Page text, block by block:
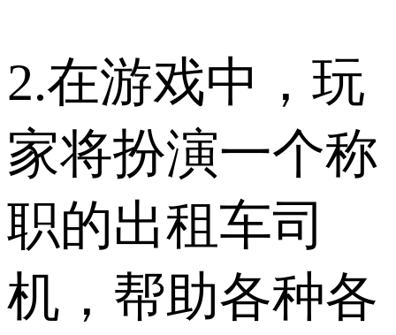
2.在游戏中，玩
家将扮演一个称
职的出租车司
机，帮助各种各